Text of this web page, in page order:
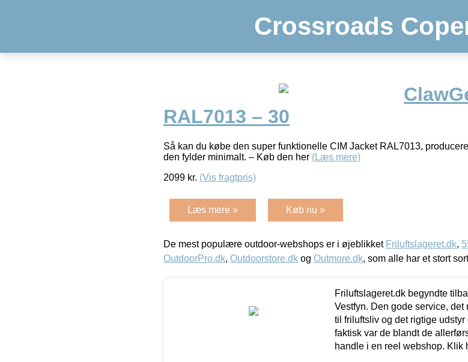
Crossroads
RAL7013 – 30
Så kan du købe den super funktionelle CIM Jacket RAL7013,
den fylder minimalt. – Køb den her (Læs mere)
2099 kr. (Vis fragtpris)
Læs mere » Køb nu »
De mest populære outdoor-webshops er i øjeblikket Friluftslageret.dk,
OutdoorPro.dk, Outdoorstore.dk og Outmore.dk, som alle har et stort
Friluftslageret.dk begyndte
Vestfyn. Den gode service,
til friluftsliv og det rigtige
faktisk var de blandt de
handle i en reel webshop. Klik